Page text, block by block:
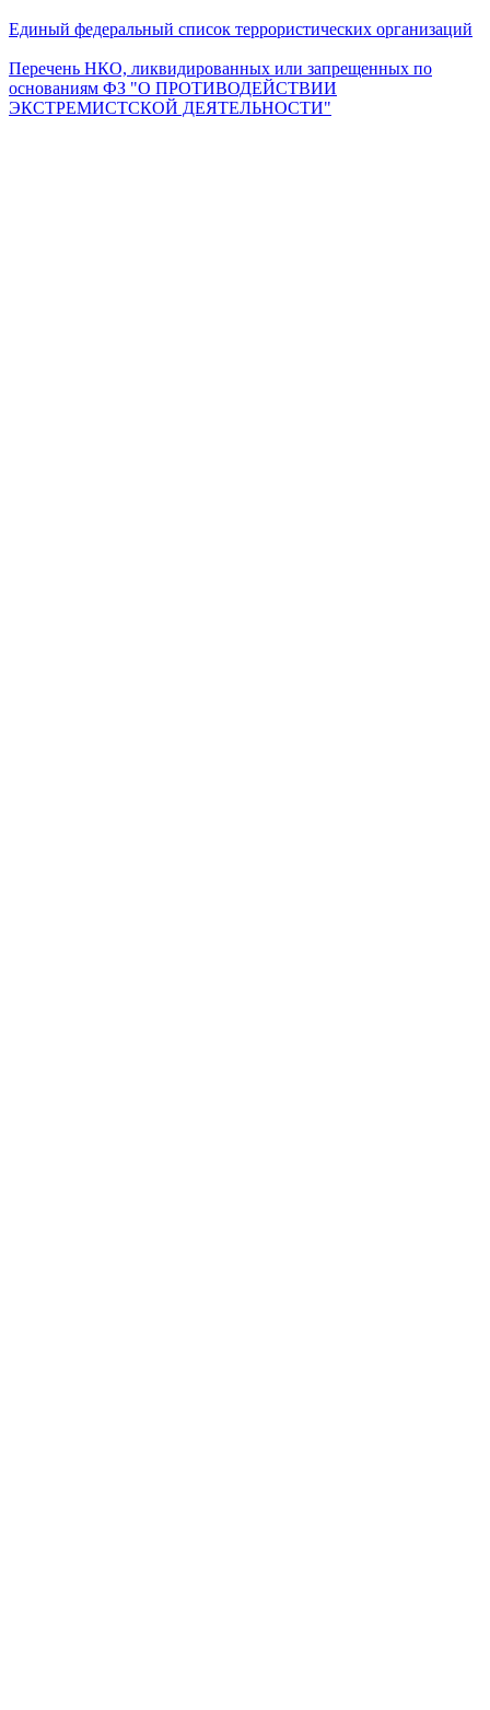
Единый федеральный список террористических организаций
Перечень НКО, ликвидированных или запрещенных по
основаниям ФЗ "О ПРОТИВОДЕЙСТВИИ
ЭКСТРЕМИСТСКОЙ ДЕЯТЕЛЬНОСТИ"